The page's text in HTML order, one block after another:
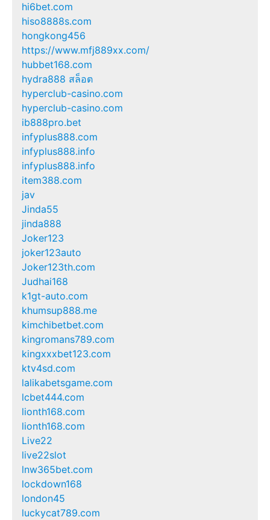
hi6bet.com
hiso8888s.com
hongkong456
https://www.mfj889xx.com/
hubbet168.com
hydra888 สล็อต
hyperclub-casino.com
hyperclub-casino.com
ib888pro.bet
infyplus888.com
infyplus888.info
infyplus888.info
item388.com
jav
Jinda55
jinda888
Joker123
joker123auto
Joker123th.com
Judhai168
k1gt-auto.com
khumsup888.me
kimchibetbet.com
kingromans789.com
kingxxxbet123.com
ktv4sd.com
lalikabetsgame.com
lcbet444.com
lionth168.com
lionth168.com
Live22
live22slot
lnw365bet.com
lockdown168
london45
luckycat789.com